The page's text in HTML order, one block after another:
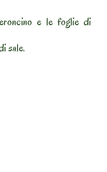
e le foglie di
sale.